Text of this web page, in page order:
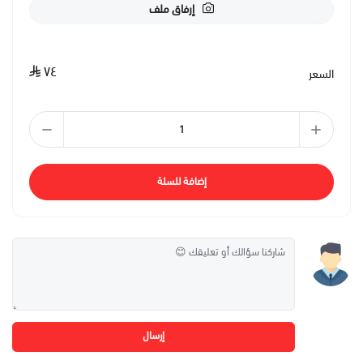
إرفاق ملف
السعر ٧٤
إضافة للسلة
إرسال